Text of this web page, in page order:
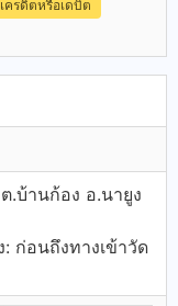
ครดิตหรือเดบิต
.บ้านก้อง อ.นายูง
ก่อนถึงทางเข้าวัด